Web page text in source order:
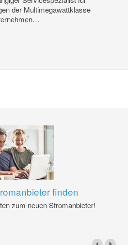
der Multimegawattklasse
…
finden
zum neuen Stromanbieter!